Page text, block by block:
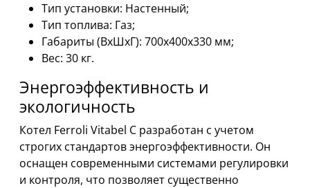
Тип установки: Настенный;
Тип топлива: Газ;
Габариты (ВхШхГ): 700х400х330 мм;
Вес: 30 кг.
Энергоэффективность и
экологичность
Котел Ferroli Vitabel C разработан с учетом
строгих стандартов энергоэффективности. Он
оснащен современными системами регулировки
и контроля, что позволяет существенно